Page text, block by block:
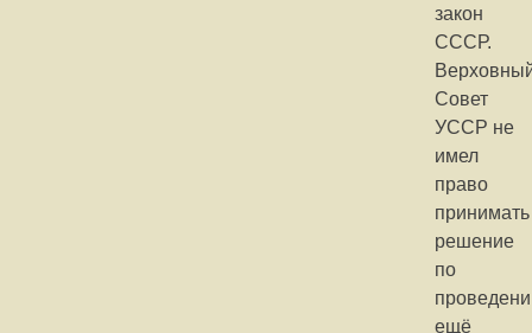
закон
СССР.
Совет
УССР не
имел
право
принимать
решение
по
ещё